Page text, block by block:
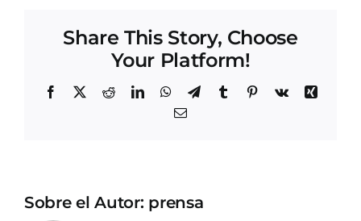
Share This Story, Choose
Your Platform!
Facebook
X RedditLinkedInWhatsApp
TelegramTumblrPinterest
Vk
Xing
Correo
Sobre el Autor: prensa